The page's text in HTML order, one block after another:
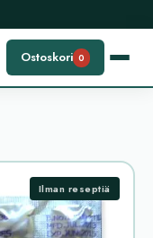
Ostoskori 0
Ilman reseptiä